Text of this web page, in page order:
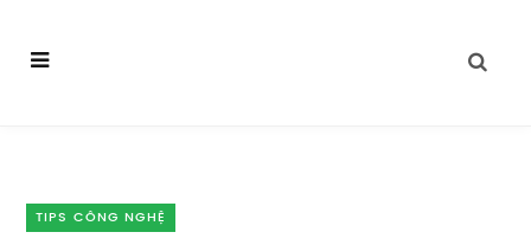
TIPS CÔNG NGHỆ